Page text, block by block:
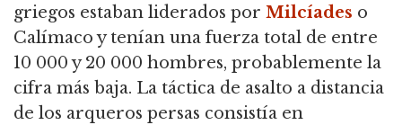
griegos estaban liderados por Milcíades o
Calímaco y tenían una fuerza total de entre
10 000 y 20 000 hombres, probablemente la
cifra más baja. La táctica de asalto a distancia
de los arqueros persas consistía en